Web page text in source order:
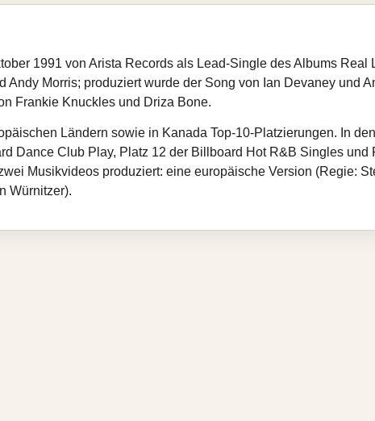
1991 von Arista Records als Lead‑Single des Albums
Andy Morris; produziert wurde der Song von Ian Devaney und
Frankie Knuckles und Driza Bone.
Ländern sowie in Kanada Top‑10‑Platzierungen. In
Dance Club Play, Platz 12 der Billboard Hot R&B Singles und
Musikvideos produziert: eine europäische Version (Regie:
Würnitzer).